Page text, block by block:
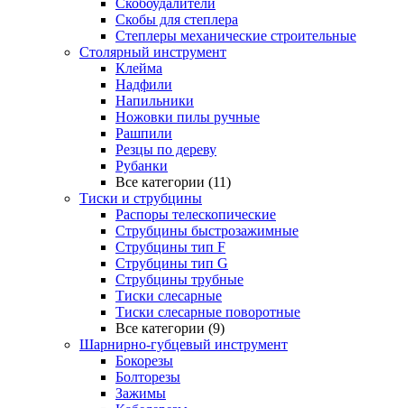
Скобоудалители
Скобы для степлера
Степлеры механические строительные
Столярный инструмент
Клейма
Надфили
Напильники
Ножовки пилы ручные
Рашпили
Резцы по дереву
Рубанки
Все категории (11)
Тиски и струбцины
Распоры телескопические
Струбцины быстрозажимные
Струбцины тип F
Струбцины тип G
Струбцины трубные
Тиски слесарные
Тиски слесарные поворотные
Все категории (9)
Шарнирно-губцевый инструмент
Бокорезы
Болторезы
Зажимы